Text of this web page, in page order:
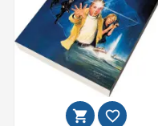
 